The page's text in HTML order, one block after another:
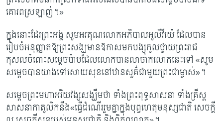
គោរពស្រឡាញ់។»
ក្នុងនោះដែរព្រះអង្គ សូមអរគុណលោកអភិបាលអូលីវីយ៉េ ដែលបាន
រៀបចំអនុញ្ញាតឱ្យព្រះសង្ឃមានឱកាសមកបង្សុកូលថ្វាយព្រះរាជ
កុសលចំពោះសម្តេចប៉ាបដែលលោកបានលាចាកលោកនេះទៅ «សូម
សម្តេចបានយាងទៅសោយសុខនៅឋានសួគ៌ជាមួយព្រះជាម្ចាស់»។
សម្ដេចព្រះមហាអរិយវង្សសង្ឃឹមថា ទាំងព្រះពុទ្ធសាសនា ទាំងគ្រីស្ត​
សាសនាកាតូលិកនឹង«ធ្វើដំណើររួមគ្នាក្នុងបុព្វហេតុមនុស្សជាតិ សេចក្តី